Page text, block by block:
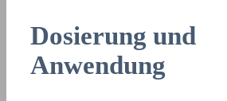
Dosierung und
Anwendung